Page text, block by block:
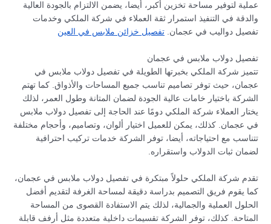
عملية لتوفير مساحة تخزين أكبر، أيضا، يضمن الالتزام بالجودة العالية
والدقة في التنفيذ استمرار ثقة العملاء في شركة الملكي وخدمات
تفصيل دواليب في عجمان.تفصيل خزائن ملابس في العين
تفصيل دولاب ملابس في عجمان
تتميز شركة الملكي بخبرتها الطويلة في تفصيل دولاب ملابس في
عجمان، حيث توفر تصاميم تناسب جميع المساحات والأذواق. كما تهتم
الشركة باختيار خامات عالية الجودة لضمان المتانة وطول العمر، لذلك
يختار العملاء شركة الملكي دومًا عند الحاجة إلى تفصيل دولاب ملابس
في عجمان. كذلك، يمكن للعميل اختيار ألوان، وتصاميم، وأحجام مختلفة
تتناسب مع احتياجاته، أيضا، توفر الشركة خدمات تركيب احترافية
لضمان ثبات الدولاب واستقراره.
تقدم شركة الملكي حلولاً مبتكرة في تفصيل دولاب ملابس في عجمان،
كما يقوم فريق التصميم بدراسة دقيقة لمساحة الغرفة لتقديم أفضل
الحلول العملية والجمالية، لذلك يتم الاستفادة القصوى من المساحة
المتاحة. كذلك، توفر الشركة تقسيمات داخلية متعددة مثل أرفف قابلة